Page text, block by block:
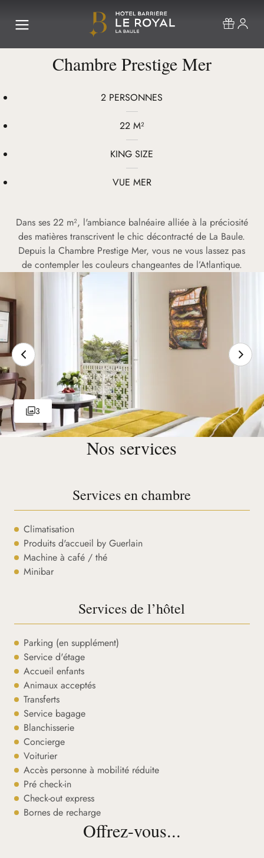
Chambre Prestige Mer
2 PERSONNES
22 M²
KING SIZE
VUE MER
Dans ses 22 m², l'ambiance balnéaire alliée à la préciosité
des matières transcrivent le chic décontracté de La Baule.
Depuis la Chambre Prestige Mer, vous ne vous lassez pas
de contempler les couleurs changeantes de l’Atlantique.
3
Nos services
Services en chambre
Climatisation
Produits d'accueil by Guerlain
Machine à café / thé
Minibar
Services de l’hôtel
Parking (en supplément)
Service d'étage
Accueil enfants
Animaux acceptés
Transferts
Service bagage
Blanchisserie
Concierge
Voiturier
Accès personne à mobilité réduite
Pré check-in
Check-out express
Bornes de recharge
Offrez-vous...